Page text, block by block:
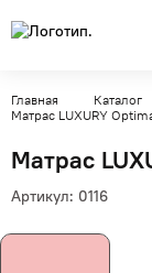
Главная Каталог
Матрас LUXURY
Матрас
Артикул: 0116